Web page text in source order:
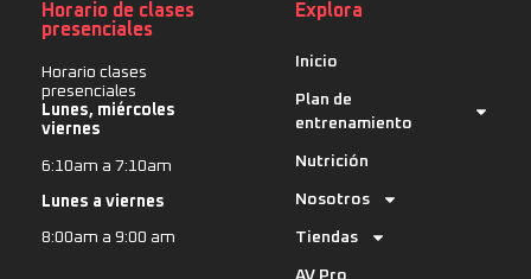
Horario de clases
presenciales
Horario clases
presenciales
Lunes, miércoles
viernes
6:10am a 7:10am
Lunes a viernes
8:00am a 9:00 am
Explora
Inicio
Plan de
entrenamiento
Nutrición
Nosotros
Tiendas